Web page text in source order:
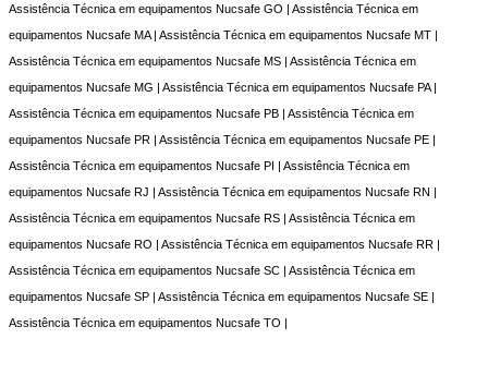
Assistência Técnica em equipamentos Nucsafe GO | Assistência Técnica em
equipamentos Nucsafe MA | Assistência Técnica em equipamentos Nucsafe MT |
Assistência Técnica em equipamentos Nucsafe MS | Assistência Técnica em
equipamentos Nucsafe MG | Assistência Técnica em equipamentos Nucsafe PA |
Assistência Técnica em equipamentos Nucsafe PB | Assistência Técnica em
equipamentos Nucsafe PR | Assistência Técnica em equipamentos Nucsafe PE |
Assistência Técnica em equipamentos Nucsafe PI | Assistência Técnica em
equipamentos Nucsafe RJ | Assistência Técnica em equipamentos Nucsafe RN |
Assistência Técnica em equipamentos Nucsafe RS | Assistência Técnica em
equipamentos Nucsafe RO | Assistência Técnica em equipamentos Nucsafe RR |
Assistência Técnica em equipamentos Nucsafe SC | Assistência Técnica em
equipamentos Nucsafe SP | Assistência Técnica em equipamentos Nucsafe SE |
Assistência Técnica em equipamentos Nucsafe TO |